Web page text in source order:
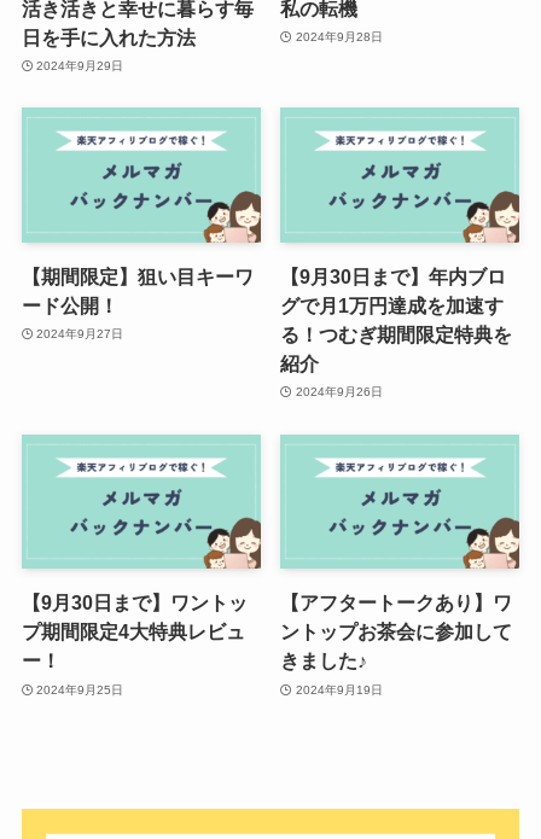
活き活きと幸せに暮らす毎
日を手に入れた方法
2024年9月29日
私の転機
2024年9月28日
【期間限定】狙い目キーワ
ード公開！
2024年9月27日
【9月30日まで】年内ブロ
グで月1万円達成を加速す
る！つむぎ期間限定特典を
紹介
2024年9月26日
【9月30日まで】ワントッ
プ期間限定4大特典レビュ
ー！
2024年9月25日
【アフタートークあり】ワ
ントップお茶会に参加して
きました♪
2024年9月19日